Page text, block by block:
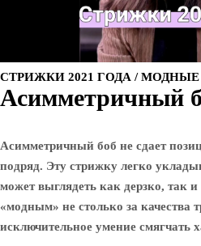
СТРИЖКИ 2021 ГОДА /
Асимметричный
Асимметричный боб не сдает
подряд. Эту стрижку легко
может выглядеть как дерзко, так
«модным» не столько за качества
исключительное умение смягчать